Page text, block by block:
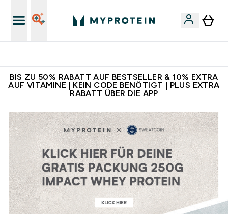
BIS ZU 50% RABATT AUF BESTSELLER & 10% EXTRA
AUF VITAMINE | KEIN CODE BENÖTIGT | PLUS EXTRA
RABATT ÜBER DIE APP